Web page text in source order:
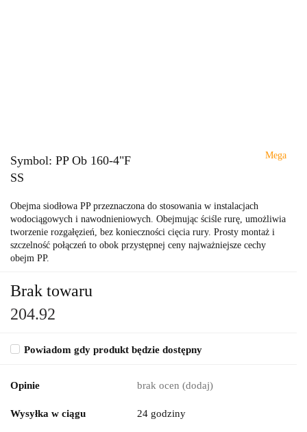
Symbol: PP Ob 160-4"F
SS
Mega
Obejma siodłowa PP przeznaczona do stosowania w instalacjach
wodociągowych i nawodnieniowych. Obejmując ściśle rurę, umożliwia
tworzenie rozgałęzień, bez konieczności cięcia rury. Prosty montaż i
szczelność połączeń to obok przystępnej ceny najważniejsze cechy
obejm PP.
Brak towaru
204.92
Powiadom gdy produkt będzie dostępny
Opinie brak ocen (dodaj)
Wysyłka w ciągu 24 godziny